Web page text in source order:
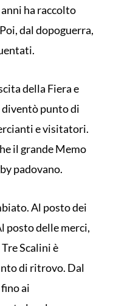
ha raccolto
dal dopoguerra,
della Fiera e
punto di
e visitatori.
il grande Memo
padovano.
Al posto dei
posto delle merci,
Scalini è
di ritrovo. Dal
ai